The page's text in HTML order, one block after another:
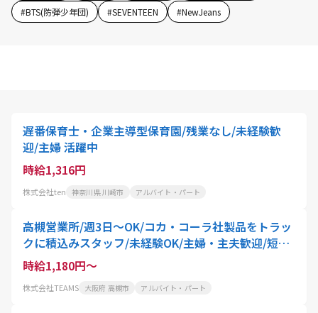
#BTS(防弾少年団) #SEVENTEEN #NewJeans
遅番保育士・企業主導型保育園/残業なし/未経験歓
迎/主婦 活躍中
時給1,316円
株式会社ten 神奈川県 川崎市 アルバイト・パート
高槻営業所/週3日～OK/コカ・コーラ社製品をトラッ
クに積込みスタッフ/未経験OK/主婦・主夫歓迎/短時
間
時給1,180円～
株式会社TEAMS 大阪府 高槻市 アルバイト・パート